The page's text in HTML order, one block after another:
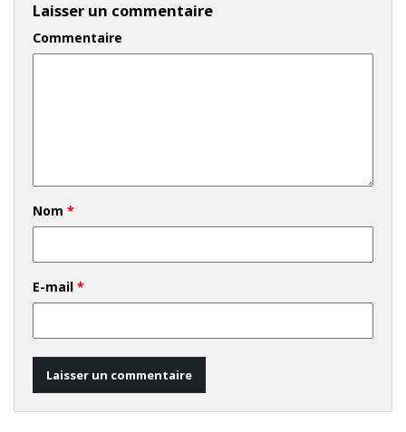
Laisser un commentaire
Commentaire
Nom *
E-mail *